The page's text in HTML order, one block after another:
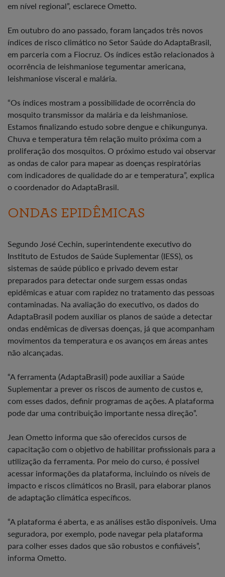
em nível regional”, esclarece Ometto.
Em outubro do ano passado, foram lançados três novos
índices de risco climático no Setor Saúde do AdaptaBrasil,
em parceria com a Fiocruz. Os índices estão relacionados à
ocorrência de leishmaniose tegumentar americana,
leishmaniose visceral e malária.
“Os índices mostram a possibilidade de ocorrência do
mosquito transmissor da malária e da leishmaniose.
Estamos finalizando estudo sobre dengue e chikungunya.
Chuva e temperatura têm relação muito próxima com a
proliferação dos mosquitos. O próximo estudo vai observar
as ondas de calor para mapear as doenças respiratórias
com indicadores de qualidade do ar e temperatura”, explica
o coordenador do AdaptaBrasil.
ONDAS EPIDÊMICAS
Segundo José Cechin, superintendente executivo do
Instituto de Estudos de Saúde Suplementar (IESS), os
sistemas de saúde público e privado devem estar
preparados para detectar onde surgem essas ondas
epidêmicas e atuar com rapidez no tratamento das pessoas
contaminadas. Na avaliação do executivo, os dados do
AdaptaBrasil podem auxiliar os planos de saúde a detectar
ondas endêmicas de diversas doenças, já que acompanham
movimentos da temperatura e os avanços em áreas antes
não alcançadas.
“A ferramenta (AdaptaBrasil) pode auxiliar a Saúde
Suplementar a prever os riscos de aumento de custos e,
com esses dados, definir programas de ações. A plataforma
pode dar uma contribuição importante nessa direção”.
Jean Ometto informa que são oferecidos cursos de
capacitação com o objetivo de habilitar profissionais para a
utilização da ferramenta. Por meio do curso, é possível
acessar informações da plataforma, incluindo os níveis de
impacto e riscos climáticos no Brasil, para elaborar planos
de adaptação climática específicos.
“A plataforma é aberta, e as análises estão disponíveis. Uma
seguradora, por exemplo, pode navegar pela plataforma
para colher esses dados que são robustos e confiáveis”,
informa Ometto.